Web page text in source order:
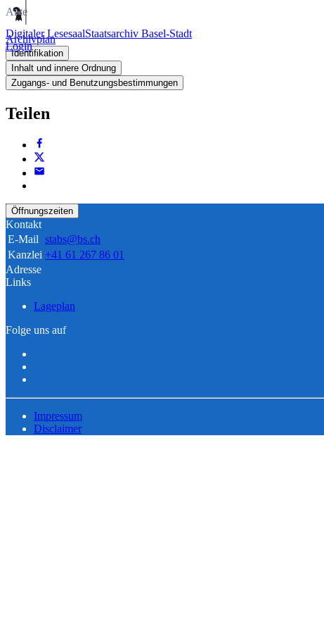
Digitaler LesesaalStaatsarchiv Basel-Stadt
Login
Akte
Archivplan
Identifikation
Inhalt und innere Ordnung
Zugangs- und Benutzungsbestimmungen
Teilen
Öffnungszeiten
Kontakt
E-Mail stabs@bs.ch
Kanzlei +41 61 267 86 01
Adresse
Links
Lageplan
Folge uns auf
Impressum
Disclaimer